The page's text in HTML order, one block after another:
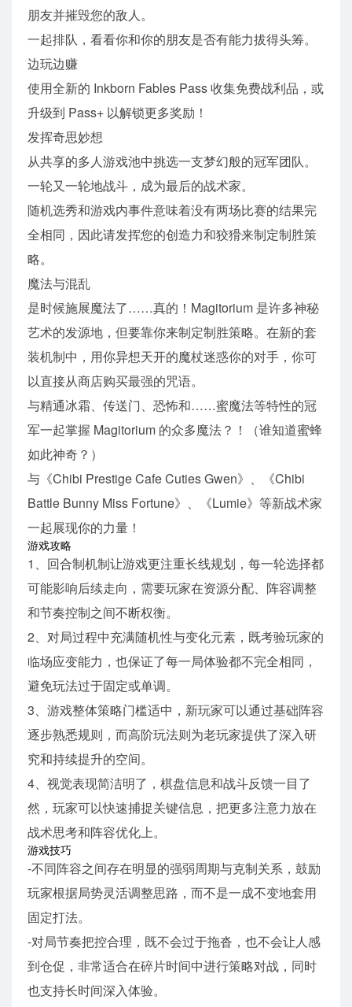
朋友并摧毁您的敌人。
一起排队，看看你和你的朋友是否有能力拔得头筹。
边玩边赚
使用全新的 Inkborn Fables Pass 收集免费战利品，或
升级到 Pass+ 以解锁更多奖励！
发挥奇思妙想
从共享的多人游戏池中挑选一支梦幻般的冠军团队。
一轮又一轮地战斗，成为最后的战术家。
随机选秀和游戏内事件意味着没有两场比赛的结果完
全相同，因此请发挥您的创造力和狡猾来制定制胜策
略。
魔法与混乱
是时候施展魔法了……真的！Magitorium 是许多神秘
艺术的发源地，但要靠你来制定制胜策略。在新的套
装机制中，用你异想天开的魔杖迷惑你的对手，你可
以直接从商店购买最强的咒语。
与精通冰霜、传送门、恐怖和……蜜魔法等特性的冠
军一起掌握 Magitorium 的众多魔法？！（谁知道蜜蜂
如此神奇？）
与《Chibi Prestige Cafe Cuties Gwen》、《Chibi
Battle Bunny Miss Fortune》、《Lumie》等新战术家
一起展现你的力量！
游戏攻略
1、回合制机制让游戏更注重长线规划，每一轮选择都
可能影响后续走向，需要玩家在资源分配、阵容调整
和节奏控制之间不断权衡。
2、对局过程中充满随机性与变化元素，既考验玩家的
临场应变能力，也保证了每一局体验都不完全相同，
避免玩法过于固定或单调。
3、游戏整体策略门槛适中，新玩家可以通过基础阵容
逐步熟悉规则，而高阶玩法则为老玩家提供了深入研
究和持续提升的空间。
4、视觉表现简洁明了，棋盘信息和战斗反馈一目了
然，玩家可以快速捕捉关键信息，把更多注意力放在
战术思考和阵容优化上。
游戏技巧
-不同阵容之间存在明显的强弱周期与克制关系，鼓励
玩家根据局势灵活调整思路，而不是一成不变地套用
固定打法。
-对局节奏把控合理，既不会过于拖沓，也不会让人感
到仓促，非常适合在碎片时间中进行策略对战，同时
也支持长时间深入体验。